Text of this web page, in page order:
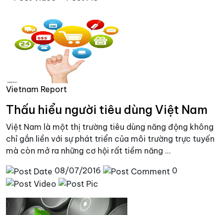
Vietnam Report
Thấu hiểu người tiêu dùng Việt Nam
Việt Nam là một thị trường tiêu dùng năng động không
chỉ gắn liền với sự phát triển của môi trường trực tuyến
mà còn mở ra những cơ hội rất tiềm năng ...
08/07/2016
0